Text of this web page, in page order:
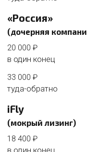
«Россия»
(дочерняя
20 000 ₽
в один конец
33 000 ₽
туда-обратно
iFly
(мокрый лизинг)
18 400 ₽
в один конец